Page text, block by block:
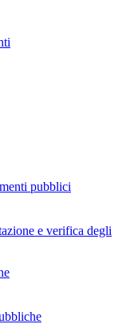
pubblici
e verifica degli